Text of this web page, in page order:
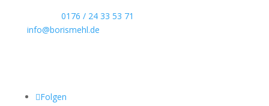
0176 / 24 33 53 71
info@borismehl.de
Folgen